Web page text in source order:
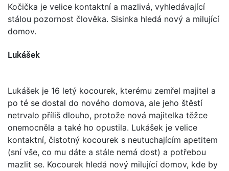
Kočička je velice kontaktní a mazlivá, vyhledávající
stálou pozornost člověka. Sisinka hledá nový a milující
domov.
Lukášek
Lukášek je 16 letý kocourek, kterému zemřel majitel a
po té se dostal do nového domova, ale jeho štěstí
netrvalo příliš dlouho, protože nová majitelka těžce
onemocněla a také ho opustila. Lukášek je velice
kontaktní, čistotný kocourek s neutuchajícím apetitem
(sní vše, co mu dáte a stále nemá dost) a potřebou
mazlit se. Kocourek hledá nový milující domov, kde by